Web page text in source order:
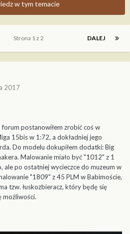
w tym temacie
DALEJ
Strona 1 z 2
2017
postanowiłem zrobić coś w
15bis w 1:72, a dokładniej jego
Do modelu dokupiłem dodatki: Big
Malowanie miało być "1012" z 1
ale po ostatniej wycieczce do muzeum w
"1809" z 45 PLM w Babimoście,
tzw. łuskozbieracz, który będę się
możliwości.